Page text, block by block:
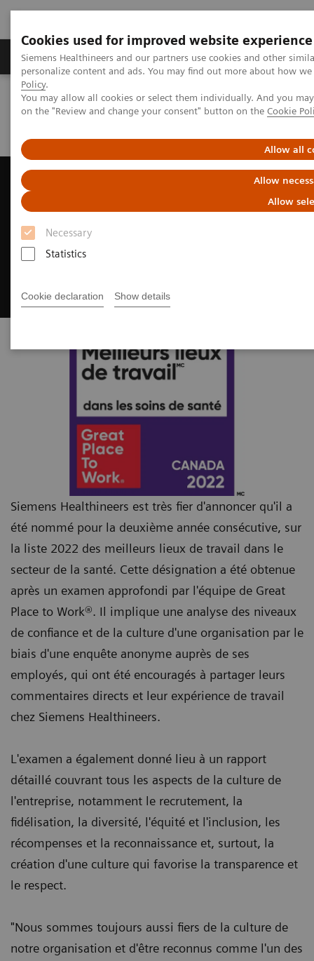
Cookies used for improved website experience
Siemens Healthineers and our partners use cookies and other
personalize content and ads. You may find out more about how
Policy.
You may allow all cookies or select them individually. And you
on the "Review and change your consent" button on the Cookie
Allow all
Allow
Allow
Necessary
Statistics
Cookie declaration Show details
Produits et services Spécialités cliniques &
Home Salle de presse
Communiqué de presse
Siemens Healthineers figure pour la deuxième année sur la liste
Siemens Healthineers figure
pour la deuxième année sur la
liste 2022 des meilleurs lieux de
travail dans le secteur de la
Siemens Healthineers est très fier d'annoncer qu'il a
été nommé pour la deuxième année consécutive, sur
la liste 2022 des meilleurs lieux de travail dans le
secteur de la santé. Cette désignation a été obtenue
après un examen approfondi par l'équipe de Great
Place to Work®. Il implique une analyse des niveaux
de confiance et de la culture d'une organisation par le
biais d'une enquête anonyme auprès de ses
employés, qui ont été encouragés à partager leurs
commentaires directs et leur expérience de travail
chez Siemens Healthineers.
L'examen a également donné lieu à un rapport
détaillé couvrant tous les aspects de la culture de
l'entreprise, notamment le recrutement, la
fidélisation, la diversité, l'équité et l'inclusion, les
récompenses et la reconnaissance et, surtout, la
création d'une culture qui favorise la transparence et
le respect.
"Nous sommes toujours aussi fiers de la culture de
notre organisation et d'être reconnus comme l'un des